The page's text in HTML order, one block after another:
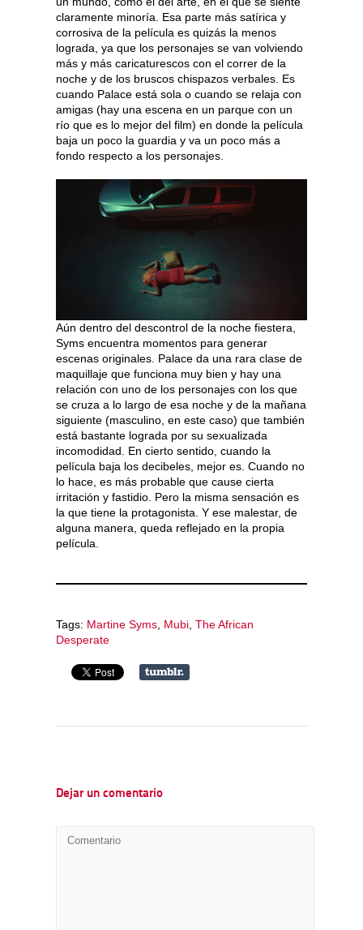
claramente minoría. Esa parte más satírica y
corrosiva de la película es quizás la menos
lograda, ya que los personajes se van volviendo
más y más caricaturescos con el correr de la
noche y de los bruscos chispazos verbales. Es
cuando Palace está sola o cuando se relaja con
amigas (hay una escena en un parque con un
río que es lo mejor del film) en donde la película
baja un poco la guardia y va un poco más a
fondo respecto a los personajes.
Aún dentro del descontrol de la noche fiestera,
Syms encuentra momentos para generar
escenas originales. Palace da una rara clase de
maquillaje que funciona muy bien y hay una
relación con uno de los personajes con los que
se cruza a lo largo de esa noche y de la mañana
siguiente (masculino, en este caso) que también
está bastante lograda por su sexualizada
incomodidad. En cierto sentido, cuando la
película baja los decibeles, mejor es. Cuando no
lo hace, es más probable que cause cierta
irritación y fastidio. Pero la misma sensación es
la que tiene la protagonista. Y ese malestar, de
alguna manera, queda reflejado en la propia
película.
Tags: Martine Syms Mubi The African
Desperate
Dejar un comentario